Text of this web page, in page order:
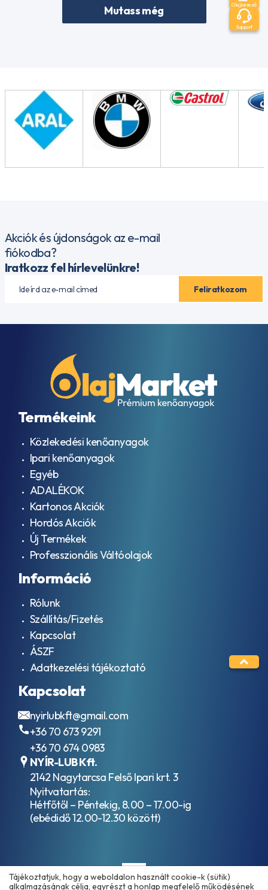
Mutass még
Akciók és újdonságok az e-mail
fiókodba?
Iratkozz fel hírlevelünkre!
Termékeink
Közlekedési kenőanyagok
Ipari kenőanyagok
Egyéb
ADALÉKOK
Kartonos Akciók
Hordós Akciók
Új Termékek
Professzionális Váltóolajok
Információ
Rólunk
Szállítás/Fizetés
Kapcsolat
ÁSZF
Adatkezelési tájékoztató
Kapcsolat
nyirlubkft@gmail.com
+36 70 673 9291
+36 70 674 0983
NYÍR-LUB Kft.
2142 Nagytarcsa Felső Ipari krt. 3
Nyitvatartás:
Hétfőtől – Péntekig, 8.00 – 17.00-ig
(ebédidő 12.00-12.30 között)
Olajkereső
Support
Tájékoztatjuk, hogy a weboldalon használt cookie-k (sütik)
alkalmazásának célja, egyrészt a honlap megfelelő működésének